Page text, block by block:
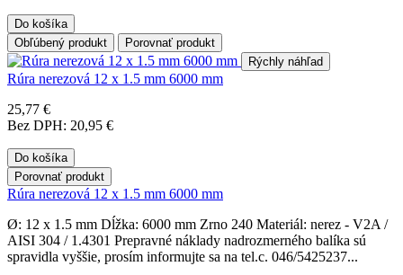
Do košíka
Obľúbený produkt
Porovnať produkt
Rýchly náhľad
Rúra nerezová 12 x 1.5 mm 6000 mm
25,77 €
Bez DPH: 20,95 €
Do košíka
Porovnať produkt
Rúra nerezová 12 x 1.5 mm 6000 mm
Ø: 12 x 1.5 mm Dĺžka: 6000 mm Zrno 240 Materiál: nerez - V2A /
AISI 304 / 1.4301 Prepravné náklady nadrozmerného balíka sú
spravidla vyššie, prosím informujte sa na tel.c. 046/5425237...